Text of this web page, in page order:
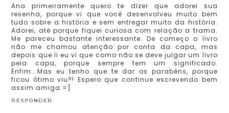
Ana primeiramente quero te dizer que adorei sua
resenha, porque vi que você desenvolveu muito bem
tudo sobre a história e sem entregar muito da história.
Adorei, até porque fiquei curiosa com relação a trama.
Me pareceu bastante interessante. De começo o livro
não me chamou atenção por conta da capa, mas
depois que li eu vi que como não se deve julgar um livro
pela capa, porque sempre tem um significado.
Enfim...Mas eu tenho que te dar os parabéns, porque
ficou ótimo viu?! Espero que continue escrevendo bem
assim amiga =]
RESPONDER